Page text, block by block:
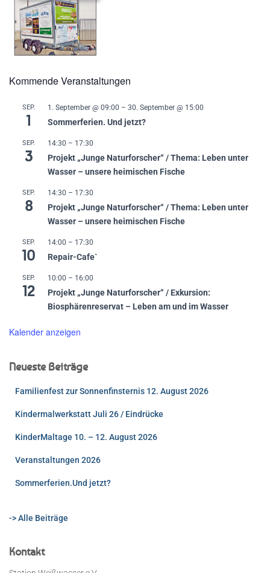
Kommende Veranstaltungen
SEP.
1
1. September @ 09:00 – 30. September @ 15:00
Sommerferien. Und jetzt?
SEP.
3
14:30 – 17:30
Projekt „Junge Naturforscher“ / Thema: Leben unter
Wasser – unsere heimischen Fische
SEP.
8
14:30 – 17:30
Projekt „Junge Naturforscher“ / Thema: Leben unter
Wasser – unsere heimischen Fische
SEP.
10
14:00 – 17:30
Repair-Cafe`
SEP.
12
10:00 – 16:00
Projekt „Junge Naturforscher“ / Exkursion:
Biosphärenreservat – Leben am und im Wasser
Kalender anzeigen
Neueste Beiträge
Familienfest zur Sonnenfinsternis 12. August 2026
Kindermalwerkstatt Juli 26 / Eindrücke
KinderMaltage 10. – 12. August 2026
Veranstaltungen 2026
Sommerferien.Und jetzt?
-> Alle Beiträge
Kontakt